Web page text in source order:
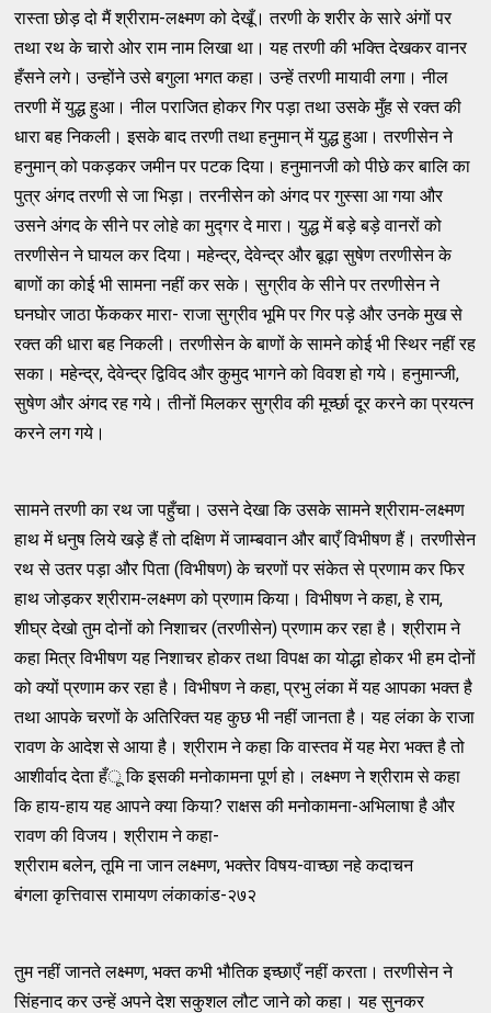
रास्ता छोड़ दो मैं श्रीराम-लक्ष्मण को देखूँ। तरणी के शरीर के सारे अंगों पर
तथा रथ के चारो ओर राम नाम लिखा था। यह तरणी की भक्ति देखकर वानर
हँसने लगे। उन्होंने उसे बगुला भगत कहा। उन्हें तरणी मायावी लगा। नील
तरणी में युद्ध हुआ। नील पराजित होकर गिर पड़ा तथा उसके मुँह से रक्त की
धारा बह निकली। इसके बाद तरणी तथा हनुमान् में युद्ध हुआ। तरणीसेन ने
हनुमान् को पकड़कर जमीन पर पटक दिया। हनुमानजी को पीछे कर बालि का
पुत्र अंगद तरणी से जा भिड़ा। तरनीसेन को अंगद पर गुस्सा आ गया और
उसने अंगद के सीने पर लोहे का मुद्गर दे मारा। युद्ध में बड़े बड़े वानरों को
तरणीसेन ने घायल कर दिया। महेन्द्र, देवेन्द्र और बूढ़ा सुषेण तरणीसेन के
बाणों का कोई भी सामना नहीं कर सके। सुग्रीव के सीने पर तरणीसेन ने
घनघोर जाठा फेेंककर मारा- राजा सुग्रीव भूमि पर गिर पड़े और उनके मुख से
रक्त की धारा बह निकली। तरणीसेन के बाणों के सामने कोई भी स्थिर नहीं रह
सका। महेन्द्र, देवेन्द्र द्विविद और कुमुद भागने को विवश हो गये। हनुमान्जी,
सुषेण और अंगद रह गये। तीनों मिलकर सुग्रीव की मूर्च्छा दूर करने का प्रयत्न
करने लग गये।
सामने तरणी का रथ जा पहुँचा। उसने देखा कि उसके सामने श्रीराम-लक्ष्मण
हाथ में धनुष लिये खड़े हैं तो दक्षिण में जाम्बवान और बाएँ विभीषण हैं। तरणीसेन
रथ से उतर पड़ा और पिता (विभीषण) के चरणों पर संकेत से प्रणाम कर फिर
हाथ जोड़कर श्रीराम-लक्ष्मण को प्रणाम किया। विभीषण ने कहा, हे राम,
शीघ्र देखो तुम दोनों को निशाचर (तरणीसेन) प्रणाम कर रहा है। श्रीराम ने
कहा मित्र विभीषण यह निशाचर होकर तथा विपक्ष का योद्धा होकर भी हम दोनों
को क्यों प्रणाम कर रहा है। विभीषण ने कहा, प्रभु लंका में यह आपका भक्त है
तथा आपके चरणों के अतिरिक्त यह कुछ भी नहीं जानता है। यह लंका के राजा
रावण के आदेश से आया है। श्रीराम ने कहा कि वास्तव में यह मेरा भक्त है तो
आशीर्वाद देता हँू कि इसकी मनोकामना पूर्ण हो। लक्ष्मण ने श्रीराम से कहा
कि हाय-हाय यह आपने क्या किया? राक्षस की मनोकामना-अभिलाषा है और
रावण की विजय। श्रीराम ने कहा-
श्रीराम बलेन, तूमि ना जान लक्ष्मण, भक्तेर विषय-वाच्छा नहे कदाचन
बंगला कृत्तिवास रामायण लंकाकांड-२७२
तुम नहीं जानते लक्ष्मण, भक्त कभी भौतिक इच्छाएँ नहीं करता। तरणीसेन ने
सिंहनाद कर उन्हें अपने देश सकुशल लौट जाने को कहा। यह सुनकर